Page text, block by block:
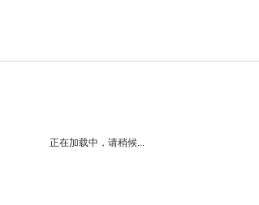
正在加载中，请稍候...